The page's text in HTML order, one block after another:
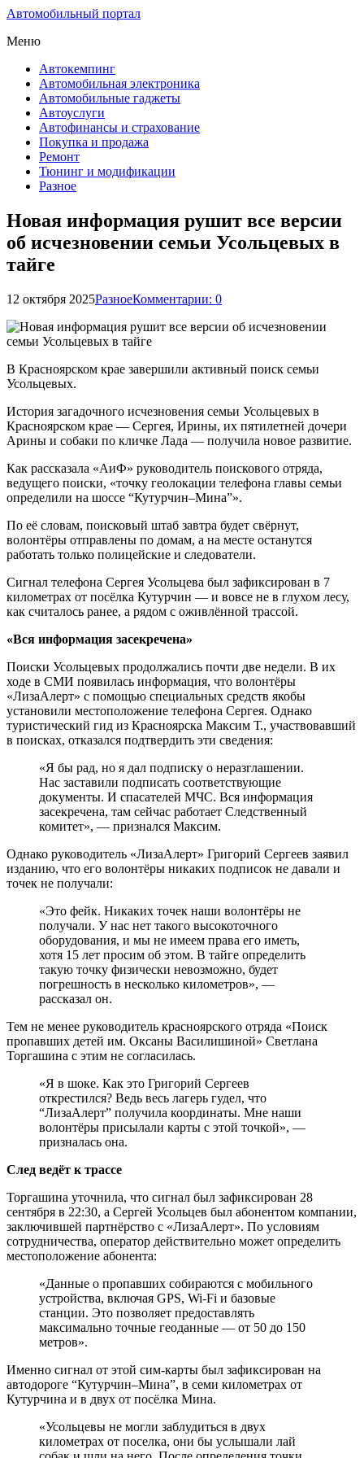
Автомобильный портал
Меню
Автокемпинг
Автомобильная электроника
Автомобильные гаджеты
Автоуслуги
Автофинансы и страхование
Покупка и продажа
Ремонт
Тюнинг и модификации
Разное
Новая информация рушит все версии
об исчезновении семьи Усольцевых в
тайге
12 октября 2025РазноеКомментарии: 0
В Красноярском крае завершили активный поиск семьи
Усольцевых.
История загадочного исчезновения семьи Усольцевых в
Красноярском крае — Сергея, Ирины, их пятилетней дочери
Арины и собаки по кличке Лада — получила новое развитие.
Как рассказала «АиФ» руководитель поискового отряда,
ведущего поиски, «точку геолокации телефона главы семьи
определили на шоссе “Кутурчин–Мина”».
По её словам, поисковый штаб завтра будет свёрнут,
волонтёры отправлены по домам, а на месте останутся
работать только полицейские и следователи.
Сигнал телефона Сергея Усольцева был зафиксирован в 7
километрах от посёлка Кутурчин — и вовсе не в глухом лесу,
как считалось ранее, а рядом с оживлённой трассой.
«Вся информация засекречена»
Поиски Усольцевых продолжались почти две недели. В их
ходе в СМИ появилась информация, что волонтёры
«ЛизаАлерт» с помощью специальных средств якобы
установили местоположение телефона Сергея. Однако
туристический гид из Красноярска Максим Т., участвовавший
в поисках, отказался подтвердить эти сведения:
«Я бы рад, но я дал подписку о неразглашении.
Нас заставили подписать соответствующие
документы. И спасателей МЧС. Вся информация
засекречена, там сейчас работает Следственный
комитет», — признался Максим.
Однако руководитель «ЛизаАлерт» Григорий Сергеев заявил
изданию, что его волонтёры никаких подписок не давали и
точек не получали:
«Это фейк. Никаких точек наши волонтёры не
получали. У нас нет такого высокоточного
оборудования, и мы не имеем права его иметь,
хотя 15 лет просим об этом. В тайге определить
такую точку физически невозможно, будет
погрешность в несколько километров», —
рассказал он.
Тем не менее руководитель красноярского отряда «Поиск
пропавших детей им. Оксаны Василишиной» Светлана
Торгашина с этим не согласилась.
«Я в шоке. Как это Григорий Сергеев
открестился? Ведь весь лагерь гудел, что
“ЛизаАлерт” получила координаты. Мне наши
волонтёры присылали карты с этой точкой», —
призналась она.
След ведёт к трассе
Торгашина уточнила, что сигнал был зафиксирован 28
сентября в 22:30, а Сергей Усольцев был абонентом компании,
заключившей партнёрство с «ЛизаАлерт». По условиям
сотрудничества, оператор действительно может определить
местоположение абонента:
«Данные о пропавших собираются с мобильного
устройства, включая GPS, Wi-Fi и базовые
станции. Это позволяет предоставлять
максимально точные геоданные — от 50 до 150
метров».
Именно сигнал от этой сим-карты был зафиксирован на
автодороге “Кутурчин–Мина”, в семи километрах от
Кутурчина и в двух от посёлка Мина.
«Усольцевы не могли заблудиться в двух
километрах от поселка, они бы услышали лай